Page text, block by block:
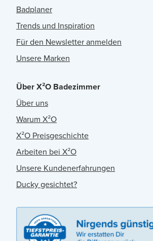
Badplaner
Trends und Inspiration
Für den Newsletter anmelden
Unsere Marken
Über X²O Badezimmer
Über uns
Warum X²O
X²O Preisgeschichte
Arbeiten bei X²O
Unsere Kundenerfahrungen
Ducky gesichtet?